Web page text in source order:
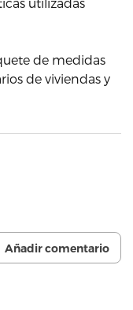
de medidas
de viviendas y
Añadir comentario